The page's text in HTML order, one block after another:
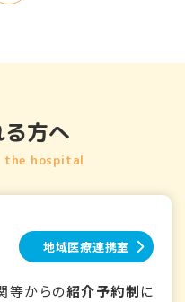
方へ
hospital
地域医療連携室
等からの紹介予約制に